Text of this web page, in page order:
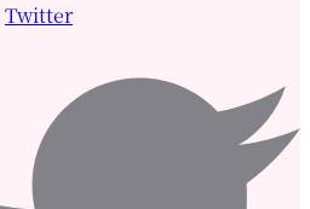
Twitter